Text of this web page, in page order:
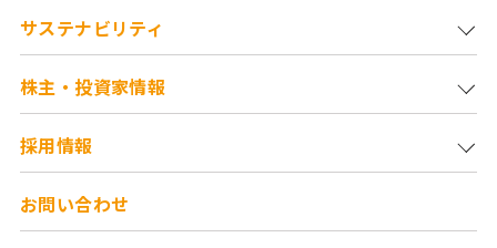
サステナビリティ
株主・投資家情報
採用情報
お問い合わせ